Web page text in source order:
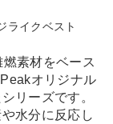
ライクベスト
素材をベース
オリジナル
リーズです。
水分に反応し